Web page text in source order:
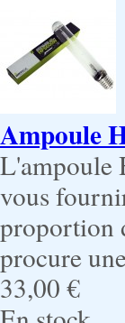
Ampoule
L'ampoule
vous
proportion
procure
33,00 €